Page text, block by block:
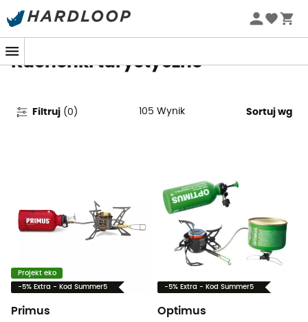
Letnie promocje 🔥 -5% DODATKOWO przy zakupie 2
Kuchenki turystyczne
Filtruj (0 ) 105 Wynik Sortuj wg
Projekt eko
-5% Extra - Kod Summer5
Primus
-5% Extra - Kod Summer5
Optimus